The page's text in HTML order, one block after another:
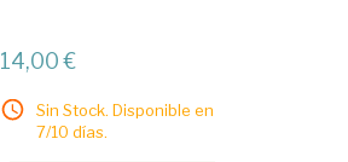
14,00 €
Sin Stock. Disponible en
7/10 días.